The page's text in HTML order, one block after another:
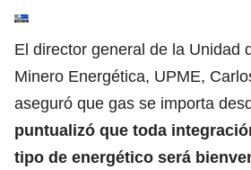
El director general de la Unidad
Minero Energética, UPME,
aseguró que gas se importa
puntualizó que toda
tipo de energético será